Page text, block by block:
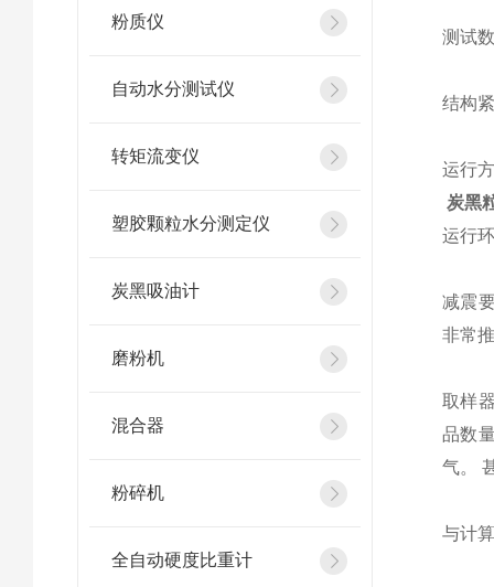
粉质仪
自动水分测试仪
转矩流变仪
塑胶颗粒水分测定仪
炭黑吸油计
磨粉机
混合器
粉碎机
全自动硬度比重计
测试
结构
运行
炭黑
运行
减震
非常
取样
品数
气。
与计